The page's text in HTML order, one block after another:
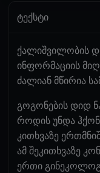
ტექსტი
ქალიშვილობის
ინფორმაციის
ძალიან მწირია
გოგონების დიდ
როდის უნდა
კითხვაზე
ამ შეკითხვაზე
ერთი